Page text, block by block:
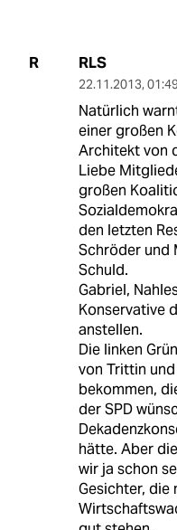
R RLS
22.11.2013,
Natürlich
einer großen
Architekt von
Liebe
großen
den letzten
Schröder und
Schuld.
Gabriel,
Konservative
anstellen.
Die linken
von Trittin
bekommen,
der SPD
hätte. Aber
wir ja schon
Gesichter, die